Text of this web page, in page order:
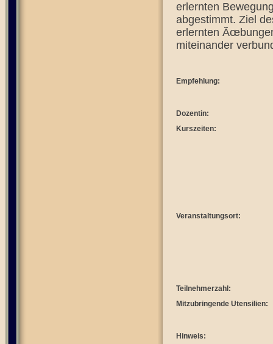
erlernten
abgestimmt. Ziel
erlernten
miteinander
Empfehlung:
Dozentin:
Kurszeiten:
Veranstaltungsort:
Teilnehmerzahl:
Mitzubringende Utensilien:
Hinweis: